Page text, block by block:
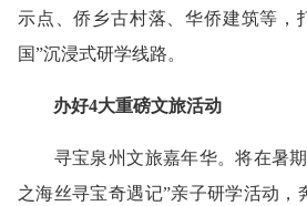
示点、侨乡古村落、华侨建筑等，
国”沉浸式研学线路。
办好4大重磅文旅活动
寻宝泉州文旅嘉年华。将在暑期
之海丝寻宝奇遇记”亲子研学活动，